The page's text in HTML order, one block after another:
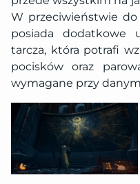
W przeciwieństwie do
posiada dodatkowe
tarcza, która potrafi
pocisków oraz
wymagane przy